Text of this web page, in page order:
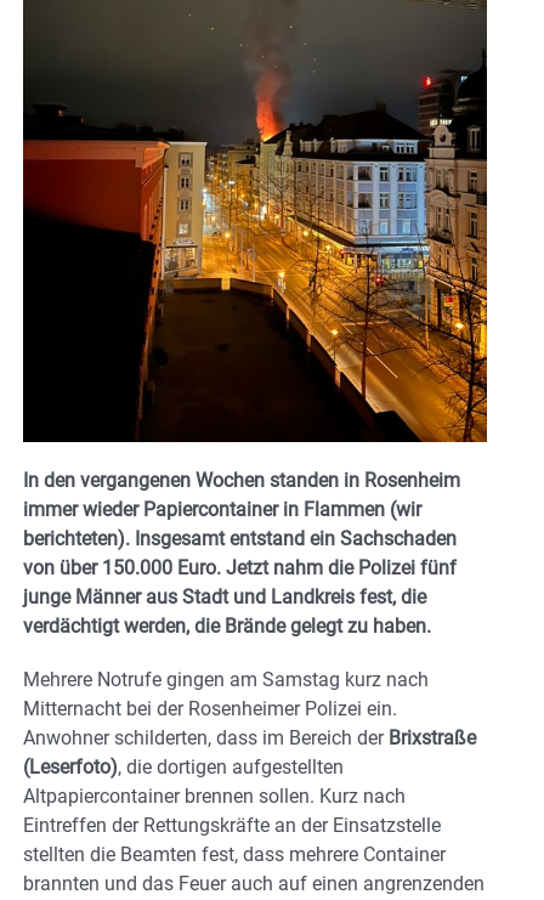
In den vergangenen Wochen standen in Rosenheim
immer wieder Papiercontainer in Flammen (wir
berichteten). Insgesamt entstand ein Sachschaden
von über 150.000 Euro. Jetzt nahm die Polizei fünf
junge Männer aus Stadt und Landkreis fest, die
verdächtigt werden, die Brände gelegt zu haben.
Mehrere Notrufe gingen am Samstag kurz nach
Mitternacht bei der Rosenheimer Polizei ein.
Anwohner schilderten, dass im Bereich der Brixstraße
(Leserfoto), die dortigen aufgestellten
Altpapiercontainer brennen sollen. Kurz nach
Eintreffen der Rettungskräfte an der Einsatzstelle
stellten die Beamten fest, dass mehrere Container
brannten und das Feuer auch auf einen angrenzenden